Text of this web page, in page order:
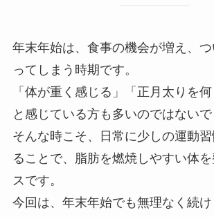
年末年始は、食事の機会が増え、
ってしまう時期です。
「体が重く感じる」「正月太りを何
と感じている方も多いのではないで
そんな時こそ、日常に少しの運動
ることで、脂肪を燃焼しやすい体
スです。
今回は、年末年始でも無理なく続